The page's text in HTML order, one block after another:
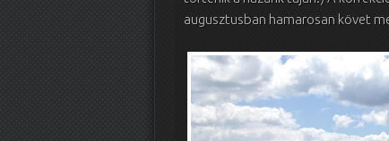
augusztusban hamarosan követ